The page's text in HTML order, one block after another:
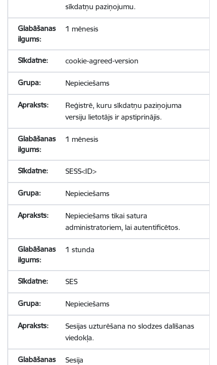
sīkdatņu paziņojumu.
1 mēnesis
cookie-agreed-version
Nepieciešams
Reģistrē, kuru sīkdatņu paziņojuma
versiju lietotājs ir apstiprinājis.
1 mēnesis
SESS<ID>
Nepieciešams
Nepieciešams tikai satura
administratoriem, lai autentificētos.
1 stunda
SES
Nepieciešams
Sesijas uzturēšana no slodzes dalīšanas
viedokļa.
Sesija